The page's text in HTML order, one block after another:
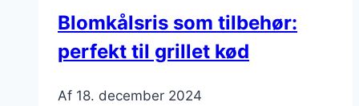
Blomkålsris som tilbehør:
perfekt til grillet kød
Af 18. december 2024